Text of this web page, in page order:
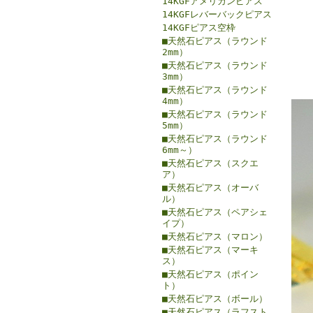
14KGFレバーバックピアス
14KGFピアス空枠
■天然石ピアス（ラウンド
2mm）
■天然石ピアス（ラウンド
3mm）
■天然石ピアス（ラウンド
4mm）
■天然石ピアス（ラウンド
5mm）
■天然石ピアス（ラウンド
6mm～）
■天然石ピアス（スクエ
ア）
■天然石ピアス（オーバ
ル）
■天然石ピアス（ペアシェ
イプ）
■天然石ピアス（マロン）
■天然石ピアス（マーキ
ス）
■天然石ピアス（ポイン
ト）
■天然石ピアス（ボール）